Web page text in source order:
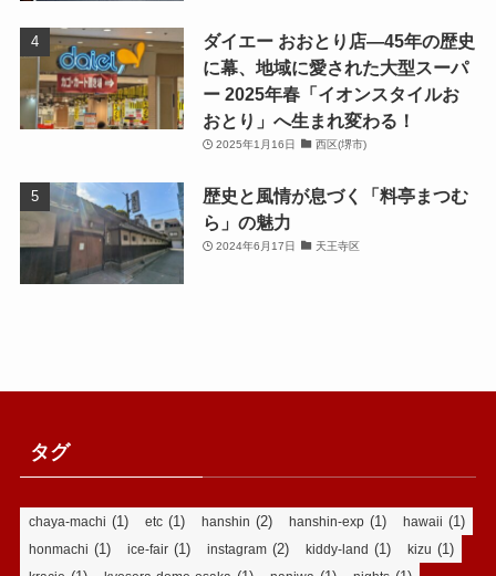
ダイエー おおとり店—45年の歴史
に幕、地域に愛された大型スーパ
ー 2025年春「イオンスタイルお
おとり」へ生まれ変わる！
2025年1月16日 西区(堺市)
歴史と風情が息づく「料亭まつむ
ら」の魅力
2024年6月17日 天王寺区
タグ
chaya-machi (1) etc (1) hanshin (2) hanshin-exp (1) hawaii (1)
honmachi (1) ice-fair (1) instagram (2) kiddy-land (1) kizu (1)